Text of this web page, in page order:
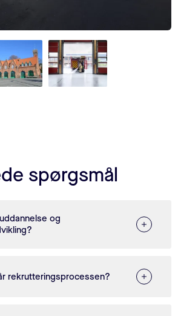
spørgsmål
og
rekrutteringsprocessen?